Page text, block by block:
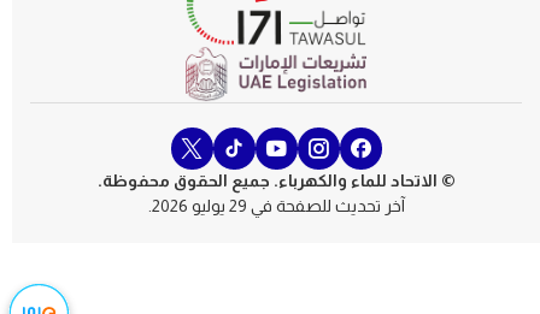
© الاتحاد للماء والكهرباء. جميع الحقوق محفوظة.
آخر تحديث للصفحة في 29 يوليو 2026.